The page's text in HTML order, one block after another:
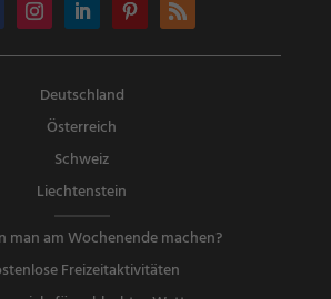
Deutschland
Österreich
Schweiz
Liechtenstein
man am Wochenende machen?
Freizeitaktivitäten